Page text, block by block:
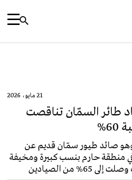
21 مايو، 2026
طائر السمّان تناقصت
صائد طيور سمّان قديم عن
منطقة حارم بنسب كبيرة ومخيفة
من الصيادين